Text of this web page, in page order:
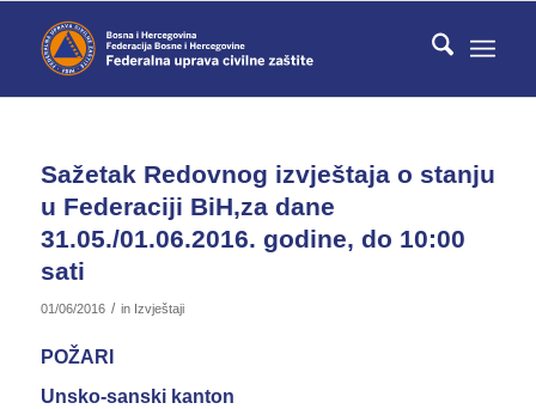
Sažetak Redovnog izvještaja o stanju
u Federaciji BiH,za dane
31.05./01.06.2016. godine, do 10:00
sati
01/06/2016 / in Izvještaji
POŽARI
Unsko-sanski kanton